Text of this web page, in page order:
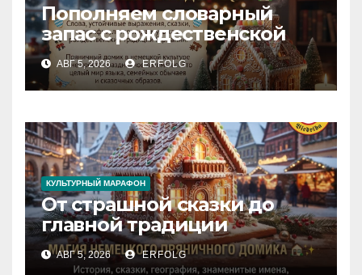
Пополняем словарный
запас с рождественской
сказкой! Учим немецкий
вместе с Lebkuchenhaus
АВГ 5, 2026 ERFOLG
КУЛЬТУРНЫЙ МАРАФОН
От страшной сказки до
главной традиции
Рождества: секреты
немецкого пряничного
АВГ 5, 2026 ERFOLG